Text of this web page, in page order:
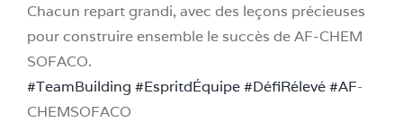
Chacun repart grandi, avec des leçons précieuses
pour construire ensemble le succès de AF-CHEM
SOFACO.
#TeamBuilding #EspritdÉquipe#DéfiRélevé#AF-
CHEMSOFACO